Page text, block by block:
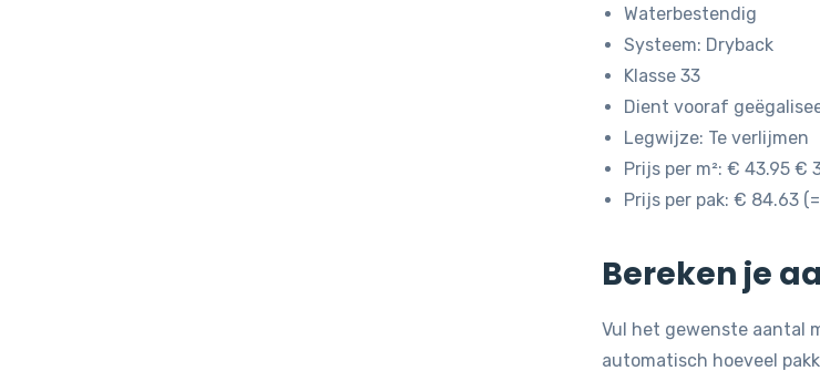
Waterbestendig
Systeem: Dryback
Klasse 33
Dient vooraf
Legwijze: Te verlijmen
Prijs per m²: € 43.95 €
Prijs per pak: € 84.63
Bereken je
Vul het gewenste aantal
automatisch hoeveel